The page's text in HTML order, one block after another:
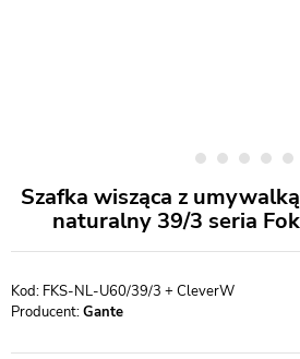
Szafka wisząca z
naturalny 39/3 seria
FKS-NL-U60/39/3 + CleverW
Producent:Gante